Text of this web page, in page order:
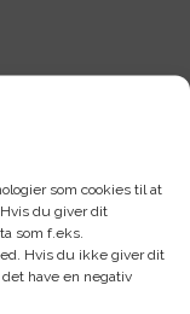
som cookies til at
du giver dit
som f.eks.
Hvis du ikke giver dit
have en negativ